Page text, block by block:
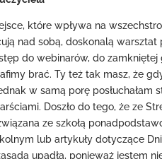
które wpływa na
nad sobą, doskonalą
do webinarów, do
brać. Ty też tak masz, że
w samą porę posłuchałam
Doszło do tego, że ze
ze szkołą
lub artykuły dotyczące
upadła, ponieważ jestem